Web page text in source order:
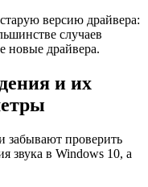
версию драйвера:
случаев
новые драйвера.
и их
забывают проверить
звука в Windows 10, а